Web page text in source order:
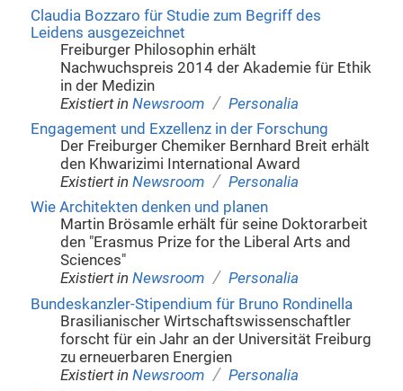
Claudia Bozzaro für Studie zum Begriff des
Leidens ausgezeichnet
Freiburger Philosophin erhält
Nachwuchspreis 2014 der Akademie für Ethik
in der Medizin
Existiert in Newsroom / Personalia
Engagement und Exzellenz in der Forschung
Der Freiburger Chemiker Bernhard Breit erhält
den Khwarizimi International Award
Existiert in Newsroom / Personalia
Wie Architekten denken und planen
Martin Brösamle erhält für seine Doktorarbeit
den "Erasmus Prize for the Liberal Arts and
Sciences"
Existiert in Newsroom / Personalia
Bundeskanzler-Stipendium für Bruno Rondinella
Brasilianischer Wirtschaftswissenschaftler
forscht für ein Jahr an der Universität Freiburg
zu erneuerbaren Energien
Existiert in Newsroom / Personalia